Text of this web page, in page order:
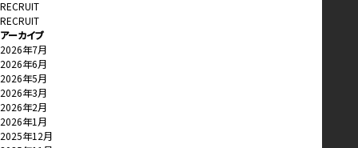
RECRUIT
RECRUIT
アーカイブ
2026年7月
2026年6月
2026年5月
2026年3月
2026年2月
2026年1月
2025年12月